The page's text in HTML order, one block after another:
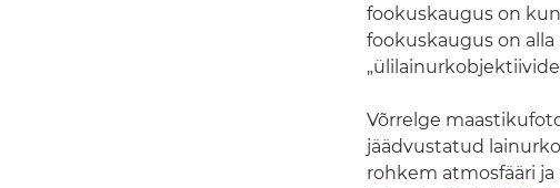
fookuskaugus on
fookuskaugus on
Võrrelge
jäädvustatud
rohkem atmosfääri